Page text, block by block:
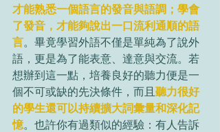
才能熟悉一個語言的發音與語調；學會
了發音，才能夠說出一口流利通順的語
言。畢竟學習外語不僅是單純為了說外
語，更是為了能表意、達意與交流。若
想辦到這一點，培養良好的聽力便是一
個不可或缺的先決條件，而且 聽力很好
的學生還可以持續擴大詞彙量和深化記
憶。也許你有過類似的經驗：有人告訴